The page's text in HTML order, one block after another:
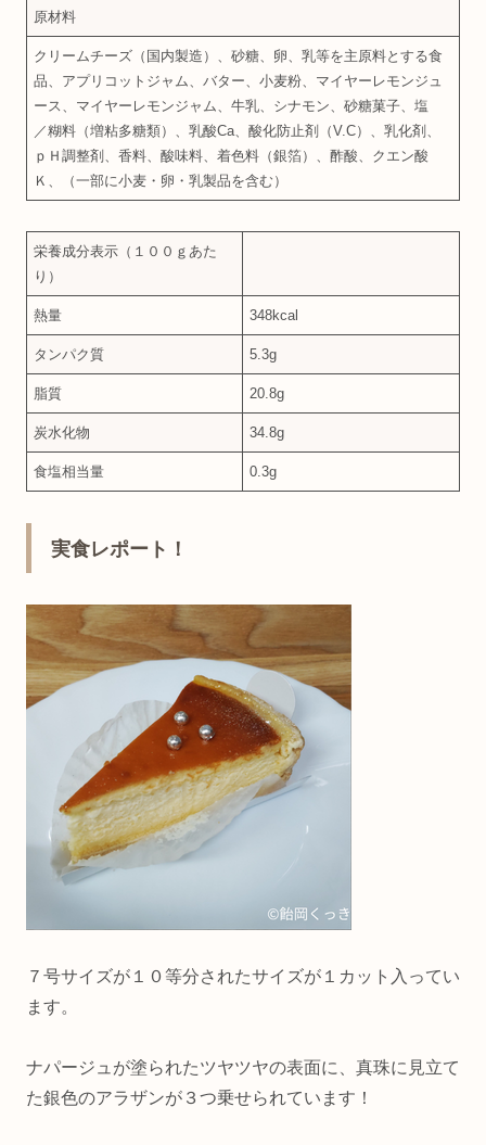
原材料
クリームチーズ（国内製造）、砂糖、卵、乳等を主原料とする食
品、アプリコットジャム、バター、小麦粉、マイヤーレモンジュ
ース、マイヤーレモンジャム、牛乳、シナモン、砂糖菓子、塩
／糊料（増粘多糖類）、乳酸Ca、酸化防止剤（V.C）、乳化剤、
ｐＨ調整剤、香料、酸味料、着色料（銀箔）、酢酸、クエン酸
Ｋ、（一部に小麦・卵・乳製品を含む）
栄養成分表示（１００ｇあた
り）
熱量 348kcal
タンパク質 5.3g
脂質 20.8g
炭水化物 34.8g
食塩相当量 0.3g
実食レポート！
７号サイズが１０等分されたサイズが１カット入ってい
ます。
ナパージュが塗られたツヤツヤの表面に、真珠に見立て
た銀色のアラザンが３つ乗せられています！